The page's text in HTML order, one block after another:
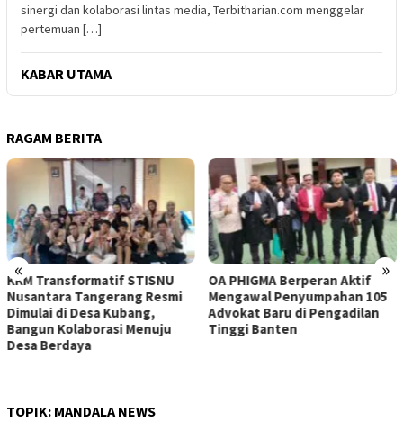
sinergi dan kolaborasi lintas media, Terbitharian.com menggelar
pertemuan […]
KABAR UTAMA
RAGAM BERITA
« »
OA PHIGMA Berperan Aktif
Mengawal Penyumpahan 105
Advokat Baru di Pengadilan
Tinggi Banten
DPD LPK RI DKI Jakarta
Audiensi dengan Ketua Umum
LPK RI Bahas Penguatan
Sinergi Perlindungan
TOPIK: MANDALA NEWS